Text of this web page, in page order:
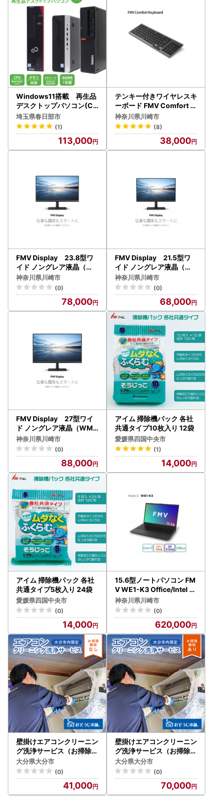
Windows11搭載 再生品
デスクトップパソコン(CY
001-1）
埼玉県春日部市
(1)
113,000
テンキー付きワイヤレスキ
ーボード FMV Comfort K
eyboard KB800
神奈川県川崎市
(8)
38,000
FMV Display 23.8型ワ
イド ノングレア液晶（W
MD24021BT）
神奈川県川崎市
(0)
78,000
FMV Display 21.5型ワ
イド ノングレア液晶（W
MD22021BT）
神奈川県川崎市
(0)
68,000
FMV Display 27型ワイ
ド ノングレア液晶（WMD
27011BT）
神奈川県川崎市
(0)
88,000
アイム 掃除機パック 各社
共通タイプ10枚入り 12袋
愛媛県四国中央市
(1)
14,000
アイム 掃除機パック 各社
共通タイプ5枚入り 24袋
愛媛県四国中央市
(0)
14,000
15.6型ノートパソコン FM
V WE1-K3 Office/Intel C
ore i7搭載（FMVWK3E1
75）
神奈川県川崎市
(0)
620,000
壁掛けエアコンクリーニン
グ洗浄サービス（お掃除機
能なし）【大分市内の住居
限定】 P01060
大分県大分市
(0)
41,000
壁掛けエアコンクリーニン
グ洗浄サービス（お掃除機
能付き）【大分市内の住居
限定】 P01061
大分県大分市
(0)
70,000